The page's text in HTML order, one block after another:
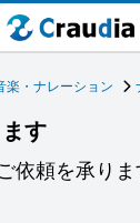
楽・ナレーション
す
依頼を承りま